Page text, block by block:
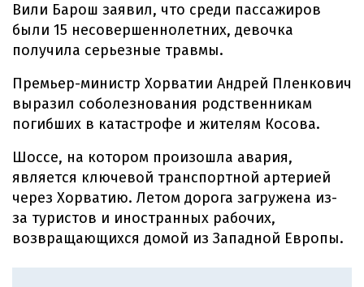
Вили Барош заявил, что среди пассажиров
были 15 несовершеннолетних, девочка
получила серьезные травмы.
Премьер-министр Хорватии Андрей Пленкович
выразил соболезнования родственникам
погибших в катастрофе и жителям Косова.
Шоссе, на котором произошла авария,
является ключевой транспортной артерией
через Хорватию. Летом дорога загружена из-
за туристов и иностранных рабочих,
возвращающихся домой из Западной Европы.